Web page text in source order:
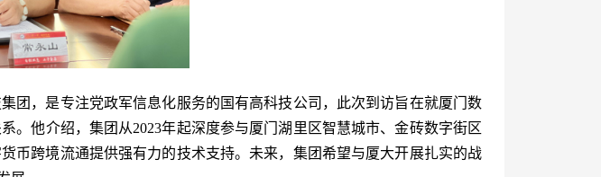
团，是专注党政军信息化服务的国有高科技公司，此次到访旨在就厦门数
。他介绍，集团从2023年起深度参与厦门湖里区智慧城市、金砖数字街区
币跨境流通提供强有力的技术支持。未来，集团希望与厦大开展扎实的战